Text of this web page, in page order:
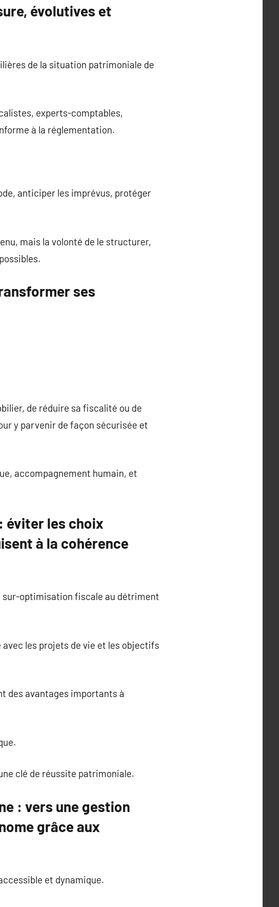
évolutives et
de la situation patrimoniale de
experts-comptables,
à la réglementation.
anticiper les imprévus, protéger
mais la volonté de le structurer,
ses
de réduire sa fiscalité ou de
y parvenir de façon sécurisée et
accompagnement humain, et
éviter les choix
à la cohérence
sur-optimisation fiscale au détriment
les projets de vie et les objectifs
des avantages importants à
clé de réussite patrimoniale.
: vers une gestion
grâce aux
et dynamique.